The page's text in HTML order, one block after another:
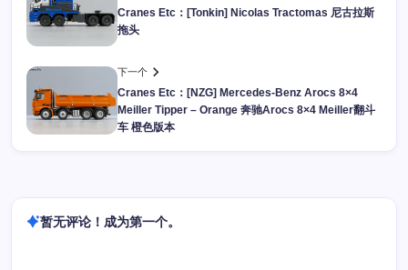
Cranes Etc：[Tonkin] Nicolas Tractomas 尼古拉斯
拖头
下一个
Cranes Etc：[NZG] Mercedes-Benz Arocs 8×4
Meiller Tipper – Orange 奔驰Arocs 8×4 Meiller翻斗
车 橙色版本
暂无评论！成为第一个。